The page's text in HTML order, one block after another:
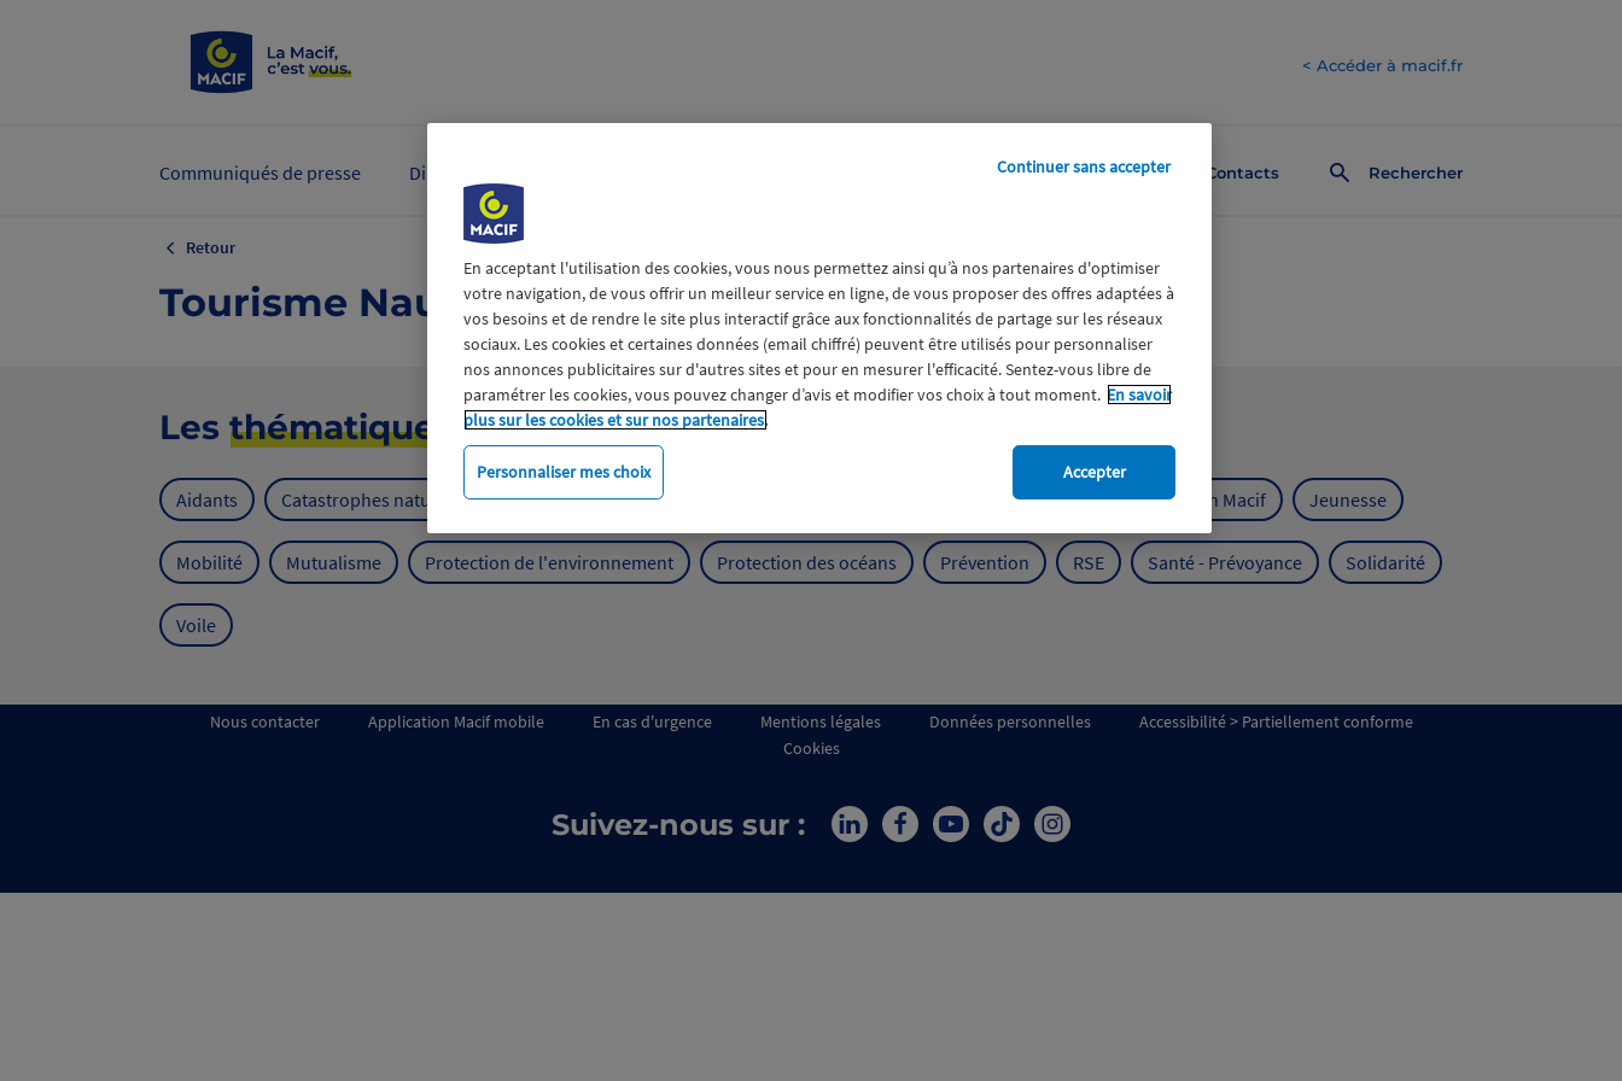
< Accéder à macif.fr
Contacts Rechercher
Communiqués de presse Dirigeants et experts
Retour
Tourisme Nautisme Croisière
Les thématiques
Aidants Catastrophes naturelles Climat Engagement Expérience clients Fondation Macif Jeunesse
Mobilité Mutualisme Protection de l'environnement Protection des océans Prévention RSE Santé - Prévoyance Solidarité
Voile
Nous contacter Application Macif mobile En cas d'urgence Mentions légales Données personnelles
Accessibilité > Partiellement conforme
Cookies
Suivez-nous sur :
En acceptant l'utilisation des cookies, vous nous permettez ainsi qu’à nos partenaires d'optimiser
votre navigation, de vous offrir un meilleur service en ligne, de vous proposer des offres adaptées à
vos besoins et de rendre le site plus interactif grâce aux fonctionnalités de partage sur les réseaux
sociaux. Les cookies et certaines données (email chiffré) peuvent être utilisés pour personnaliser
nos annonces publicitaires sur d'autres sites et pour en mesurer l'efficacité. Sentez-vous libre de
paramétrer les cookies, vous pouvez changer d’avis et modifier vos choix à tout moment. En savoir
plus sur les cookies et sur nos partenaires.
Personnaliser mes choix
Continuer sans accepter
Accepter